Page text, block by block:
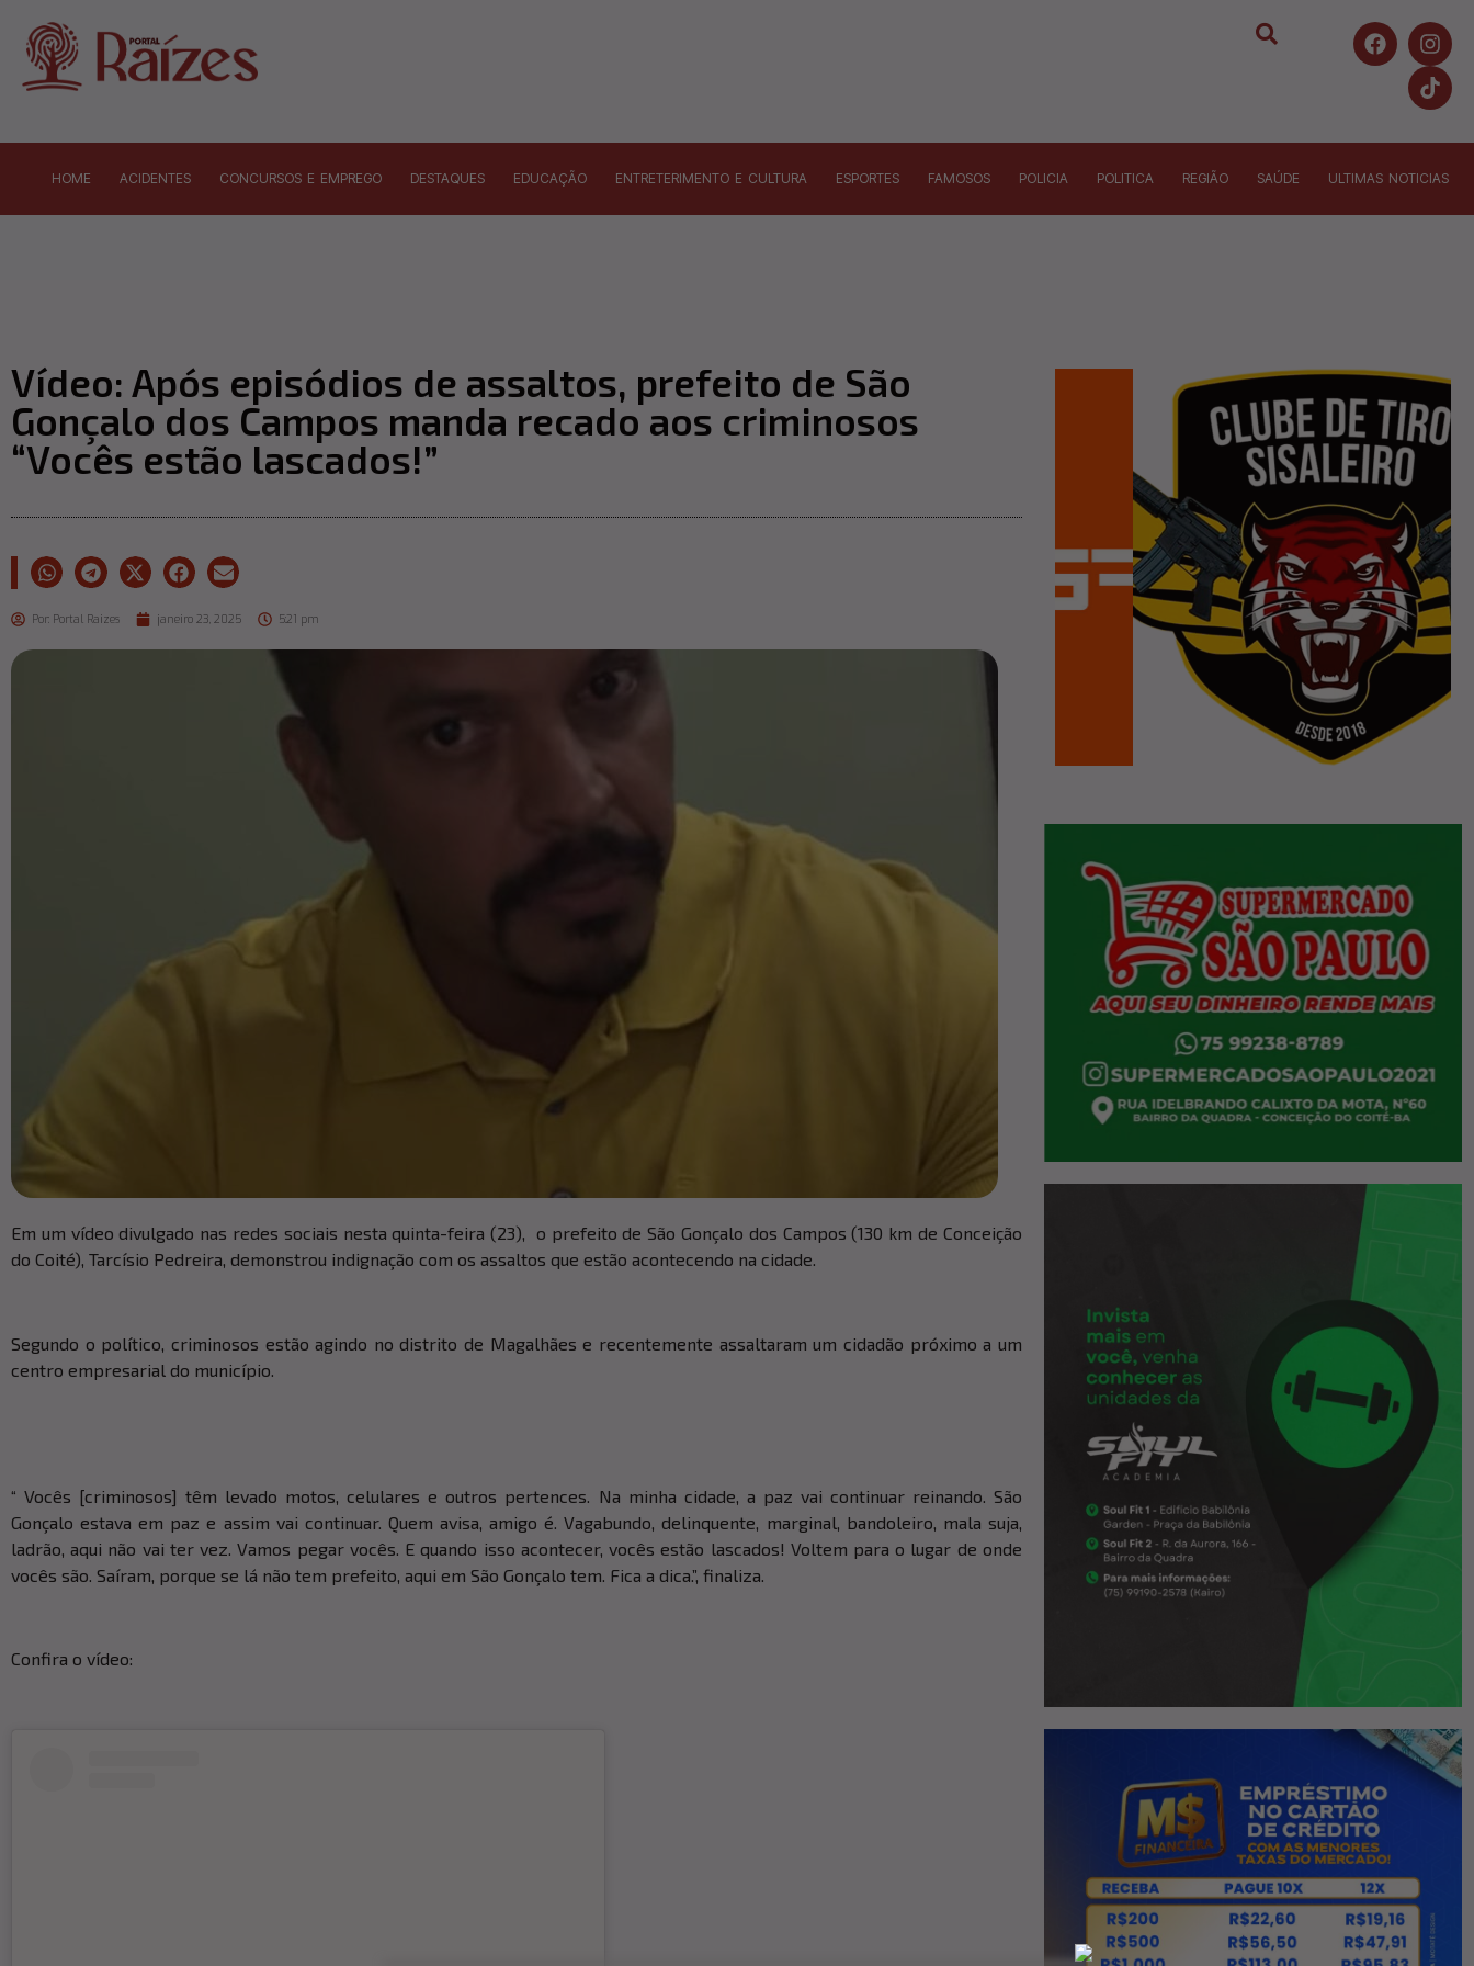
HOME ACIDENTES CONCURSOS E EMPREGO DESTAQUES EDUCAÇÃO ENTRETERIMENTO E CULTURA ESPORTES FAMOSOS POLICIA POLITICA REGIÃO SAÚDE ULTIMAS NOTICIAS
Vídeo: Após episódios de assaltos, prefeito de São
Gonçalo dos Campos manda recado aos criminosos
“Vocês estão lascados!”
Por: Portal Raizes janeiro 23, 2025 5:21 pm
Em um vídeo divulgado nas redes sociais nesta quinta-feira (23), o prefeito de São Gonçalo dos Campos (130 km de Conceição
do Coité), Tarcísio Pedreira, demonstrou indignação com os assaltos que estão acontecendo na cidade.
Segundo o político, criminosos estão agindo no distrito de Magalhães e recentemente assaltaram um cidadão próximo a um
centro empresarial do município.
“ Vocês [criminosos] têm levado motos, celulares e outros pertences. Na minha cidade, a paz vai continuar reinando. São
Gonçalo estava em paz e assim vai continuar. Quem avisa, amigo é. Vagabundo, delinquente, marginal, bandoleiro, mala suja,
ladrão, aqui não vai ter vez. Vamos pegar vocês. E quando isso acontecer, vocês estão lascados! Voltem para o lugar de onde
vocês são. Saíram, porque se lá não tem prefeito, aqui em São Gonçalo tem. Fica a dica.”, finaliza.
Confira o vídeo: